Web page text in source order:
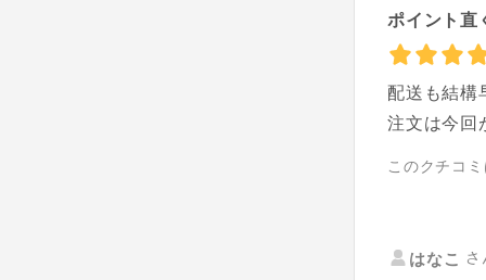
ポイント直
配送も結構
注文は今回
このクチコ
はなこ